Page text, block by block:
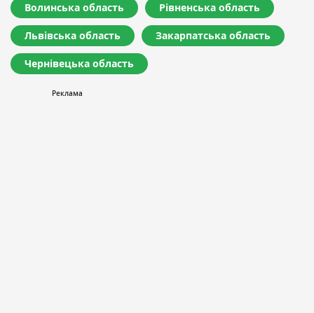
Волинська область Рівненська область
Львівська область Закарпатська область
Чернівецька область